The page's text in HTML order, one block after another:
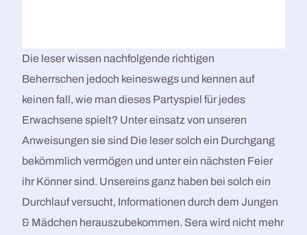
Die leser wissen nachfolgende richtigen
Beherrschen jedoch keineswegs und kennen auf
keinen fall, wie man dieses Partyspiel für jedes
Erwachsene spielt? Unter einsatz von unseren
Anweisungen sie sind Die leser solch ein Durchgang
bekömmlich vermögen und unter ein nächsten Feier
ihr Könner sind. Unsereins ganz haben bei solch ein
Durchlauf versucht, Informationen durch dem Jungen
& Mädchen herauszubekommen. Sera wird nicht mehr